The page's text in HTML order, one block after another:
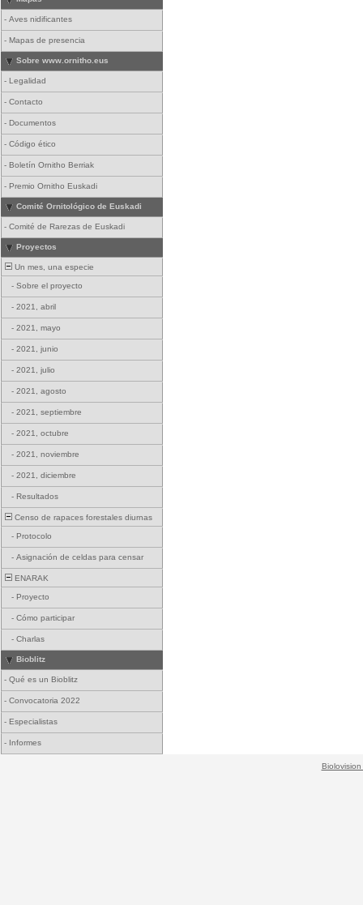
- Aves nidificantes
- Mapas de presencia
Sobre www.ornitho.eus
- Legalidad
- Contacto
- Documentos
- Código ético
- Boletín Ornitho Berriak
- Premio Ornitho Euskadi
Comité Ornitológico de Euskadi
- Comité de Rarezas de Euskadi
Proyectos
Un mes, una especie
- Sobre el proyecto
- 2021, abril
- 2021, mayo
- 2021, junio
- 2021, julio
- 2021, agosto
- 2021, septiembre
- 2021, octubre
- 2021, noviembre
- 2021, diciembre
- Resultados
Censo de rapaces forestales diurnas
- Protocolo
- Asignación de celdas para censar
ENARAK
- Proyecto
- Cómo participar
- Charlas
Bioblitz
- Qué es un Bioblitz
- Convocatoria 2022
- Especialistas
- Informes
Biolovision